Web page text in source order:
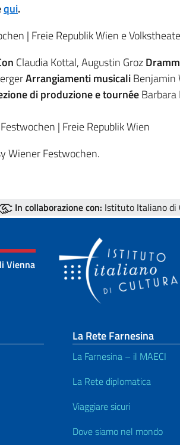
qui.
| Freie Republik Wien e
Claudia Kottal, Augustin Groz
Arrangiamenti musicaliBenjamin
di produzione e tournéeBarbara
| Freie Republik Wien
Wiener Festwochen.
In collaborazione con: Istituto Italiano di
Vienna
La Rete Farnesina
La Farnesina – il MAECI
La Rete diplomatica
Viaggiare sicuri
Dove siamo nel mondo